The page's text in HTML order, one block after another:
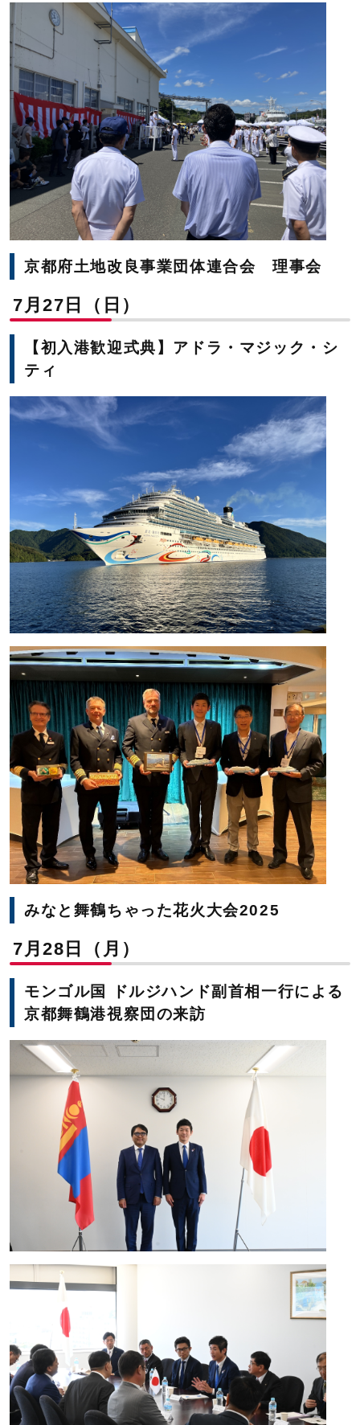
京都府土地改良事業団体連合会 理事会
7月27日（日）
【初入港歓迎式典】アドラ・マジック・シ
ティ
みなと舞鶴ちゃった花火大会2025
7月28日（月）
モンゴル国 ドルジハンド副首相一行による
京都舞鶴港視察団の来訪